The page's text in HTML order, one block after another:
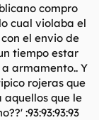
compro
cual violaba el
el envio de
tiempo estar
armamento.. Y
rojeras que
que le
:93:93:93:93